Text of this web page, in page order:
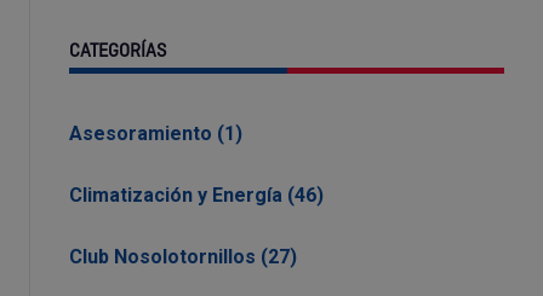
CATEGORÍAS
Asesoramiento (1)
Climatización y Energía (46)
Club Nosolotornillos (27)